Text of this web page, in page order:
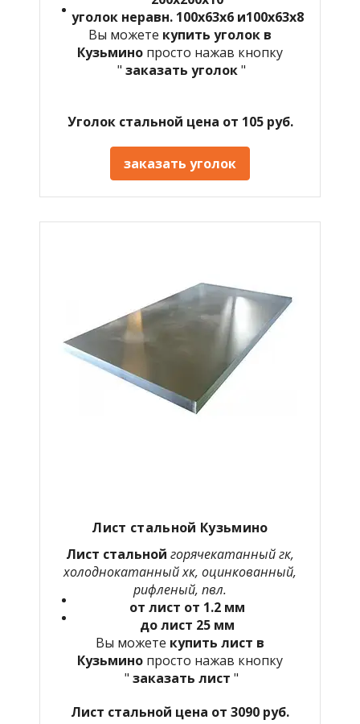
уголок неравн. 100х63х6 и100х63х8
Вы можете купить уголок в
Кузьмино просто нажав кнопку
" заказать уголок"
Уголок стальной цена от 105 руб.
заказать уголок
Лист стальной Кузьмино
Лист стальной горячекатанный гк,
холоднокатанный хк, оцинкованный,
рифленый, пвл.
от лист от 1.2 мм
до лист 25 мм
Вы можете купить лист в
Кузьмино просто нажав кнопку
" заказать лист "
Лист стальной цена от 3090 руб.